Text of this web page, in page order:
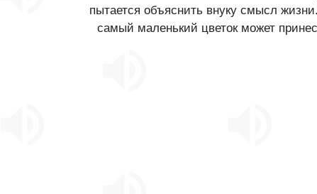
пытается объяснить внуку смысл
самый маленький цветок может